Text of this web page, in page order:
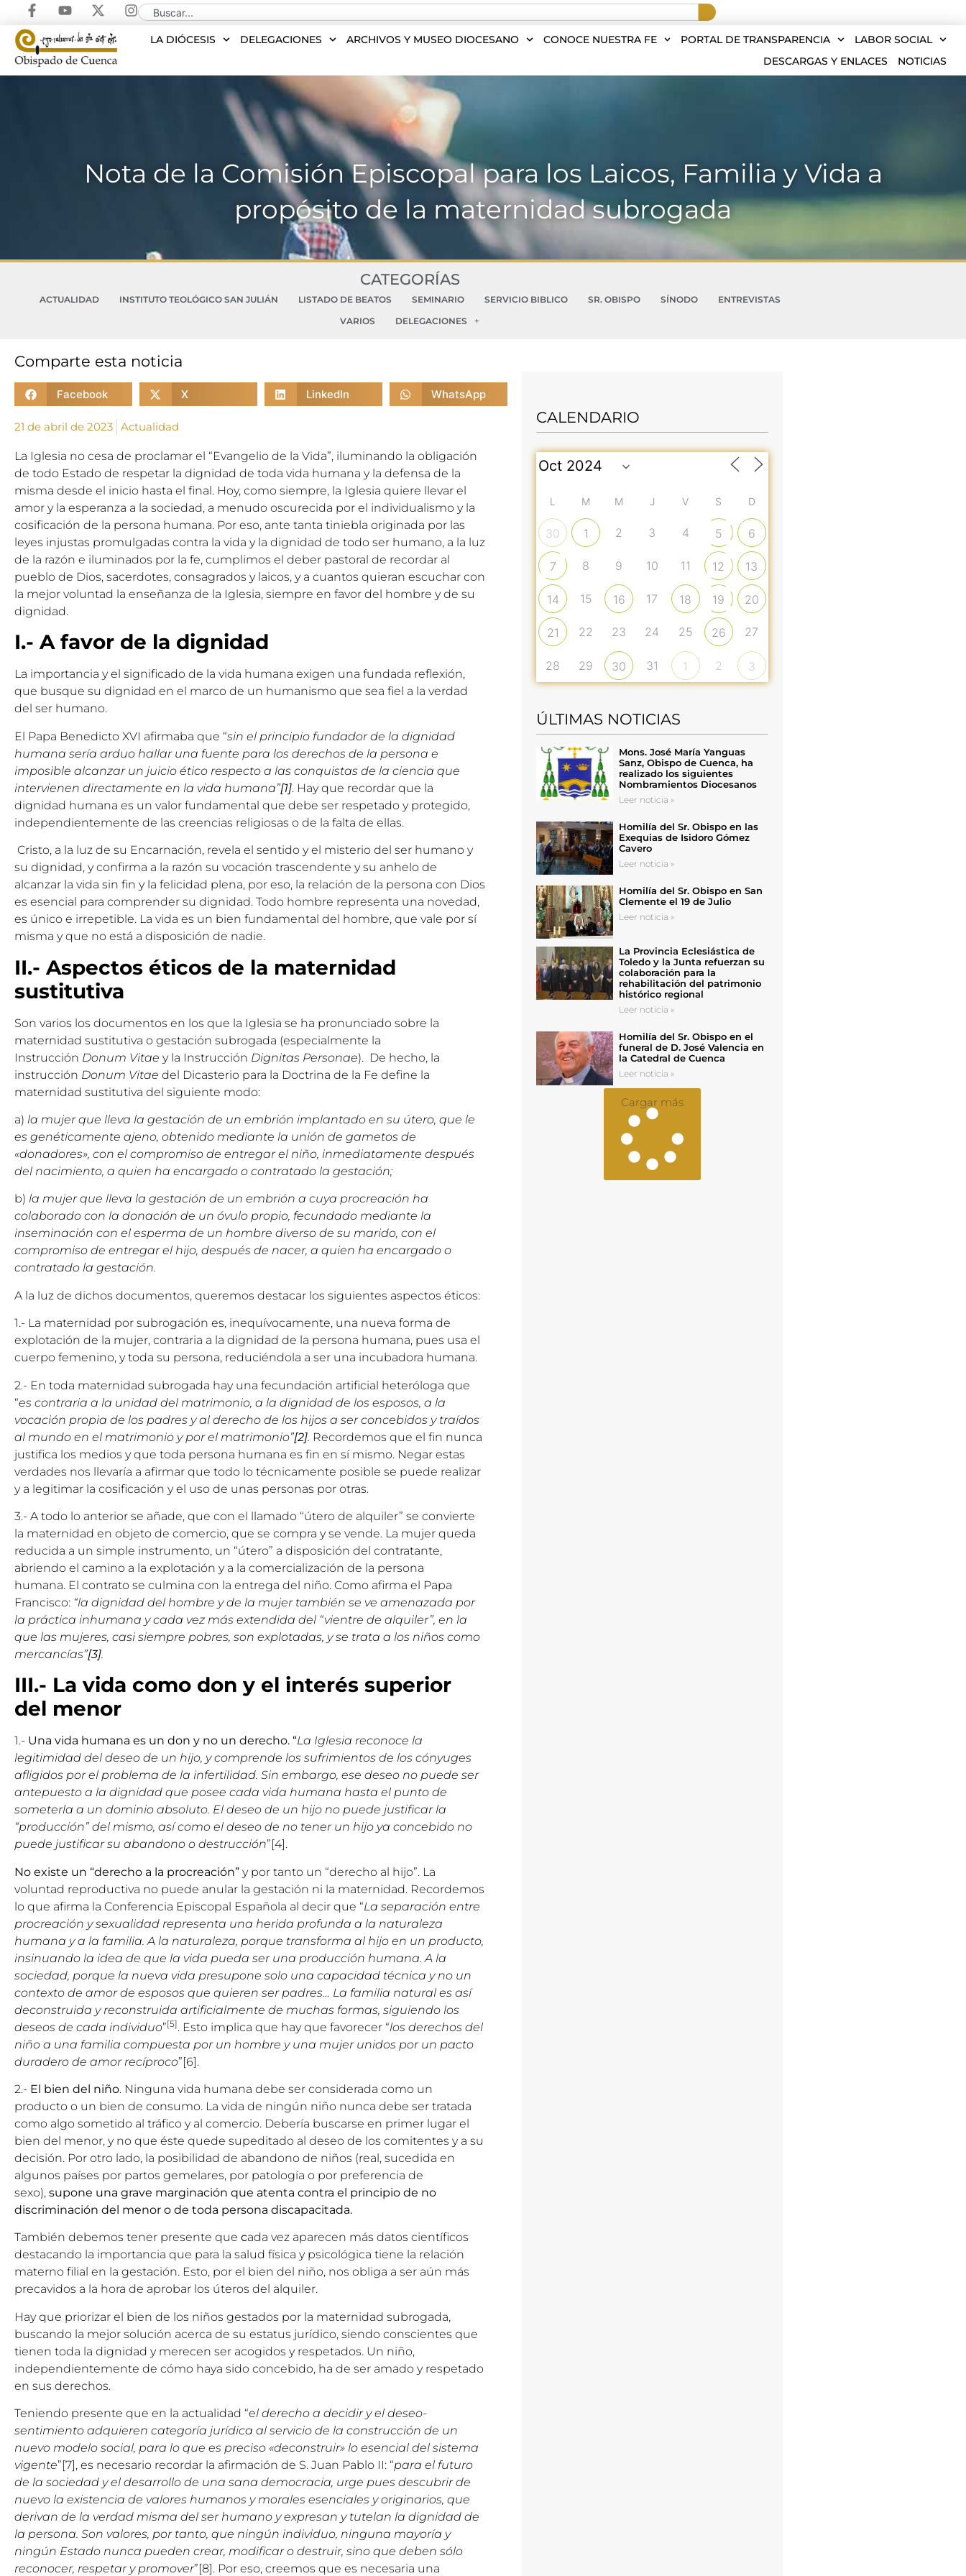
LA DIÓCESIS DELEGACIONES ARCHIVOS Y MUSEO DIOCESANO CONOCE NUESTRA FE PORTAL DE TRANSPARENCIA
LABOR SOCIAL
DESCARGAS Y ENLACES
NOTICIAS
Nota de la Comisión Episcopal para los Laicos, Familia y Vida a
propósito de la maternidad subrogada
CATEGORÍAS
ACTUALIDAD INSTITUTO TEOLÓGICO SAN JULIÁN LISTADO DE BEATOS SEMINARIO SERVICIO BIBLICO SR. OBISPO SÍNODO
ENTREVISTAS
VARIOS
DELEGACIONES
Comparte esta noticia
Facebook X LinkedIn WhatsApp
21 de abril de 2023 Actualidad
La Iglesia no cesa de proclamar el “Evangelio de la Vida”, iluminando la obligación
de todo Estado de respetar la dignidad de toda vida humana y la defensa de la
misma desde el inicio hasta el final. Hoy, como siempre, la Iglesia quiere llevar el
amor y la esperanza a la sociedad, a menudo oscurecida por el individualismo y la
cosificación de la persona humana. Por eso, ante tanta tiniebla originada por las
leyes injustas promulgadas contra la vida y la dignidad de todo ser humano, a la luz
de la razón e iluminados por la fe, cumplimos el deber pastoral de recordar al
pueblo de Dios, sacerdotes, consagrados y laicos, y a cuantos quieran escuchar con
la mejor voluntad la enseñanza de la Iglesia, siempre en favor del hombre y de su
dignidad.
I.- A favor de la dignidad
La importancia y el significado de la vida humana exigen una fundada reflexión,
que busque su dignidad en el marco de un humanismo que sea fiel a la verdad
del ser humano.
El Papa Benedicto XVI afirmaba que “sin el principio fundador de la dignidad
humana sería arduo hallar una fuente para los derechos de la persona e
imposible alcanzar un juicio ético respecto a las conquistas de la ciencia que
intervienen directamente en la vida humana”[1]. Hay que recordar que la
dignidad humana es un valor fundamental que debe ser respetado y protegido,
independientemente de las creencias religiosas o de la falta de ellas.
Cristo, a la luz de su Encarnación, revela el sentido y el misterio del ser humano y
su dignidad, y confirma a la razón su vocación trascendente y su anhelo de
alcanzar la vida sin fin y la felicidad plena, por eso, la relación de la persona con Dios
es esencial para comprender su dignidad. Todo hombre representa una novedad,
es único e irrepetible. La vida es un bien fundamental del hombre, que vale por sí
misma y que no está a disposición de nadie.
II.- Aspectos éticos de la maternidad
sustitutiva
Son varios los documentos en los que la Iglesia se ha pronunciado sobre la
maternidad sustitutiva o gestación subrogada (especialmente la
Instrucción Donum Vitae y la Instrucción Dignitas Personae). De hecho, la
instrucción Donum Vitae del Dicasterio para la Doctrina de la Fe define la
maternidad sustitutiva del siguiente modo:
a) la mujer que lleva la gestación de un embrión implantado en su útero, que le
es genéticamente ajeno, obtenido mediante la unión de gametos de
«donadores», con el compromiso de entregar el niño, inmediatamente después
del nacimiento, a quien ha encargado o contratado la gestación;
b) la mujer que lleva la gestación de un embrión a cuya procreación ha
colaborado con la donación de un óvulo propio, fecundado mediante la
inseminación con el esperma de un hombre diverso de su marido, con el
compromiso de entregar el hijo, después de nacer, a quien ha encargado o
contratado la gestación.
A la luz de dichos documentos, queremos destacar los siguientes aspectos éticos:
1.- La maternidad por subrogación es, inequívocamente, una nueva forma de
explotación de la mujer, contraria a la dignidad de la persona humana, pues usa el
cuerpo femenino, y toda su persona, reduciéndola a ser una incubadora humana.
2.- En toda maternidad subrogada hay una fecundación artificial heteróloga que
“es contraria a la unidad del matrimonio, a la dignidad de los esposos, a la
vocación propia de los padres y al derecho de los hijos a ser concebidos y traídos
al mundo en el matrimonio y por el matrimonio”[2]. Recordemos que el fin nunca
justifica los medios y que toda persona humana es fin en sí mismo. Negar estas
verdades nos llevaría a afirmar que todo lo técnicamente posible se puede realizar
y a legitimar la cosificación y el uso de unas personas por otras.
3.- A todo lo anterior se añade, que con el llamado “útero de alquiler” se convierte
la maternidad en objeto de comercio, que se compra y se vende. La mujer queda
reducida a un simple instrumento, un “útero” a disposición del contratante,
abriendo el camino a la explotación y a la comercialización de la persona
humana. El contrato se culmina con la entrega del niño. Como afirma el Papa
Francisco: “la dignidad del hombre y de la mujer también se ve amenazada por
la práctica inhumana y cada vez más extendida del “vientre de alquiler”, en la
que las mujeres, casi siempre pobres, son explotadas, y se trata a los niños como
mercancías”[3].
III.- La vida como don y el interés superior
del menor
1.- Una vida humana es un don y no un derecho. “La Iglesia reconoce la
legitimidad del deseo de un hijo, y comprende los sufrimientos de los cónyuges
afligidos por el problema de la infertilidad. Sin embargo, ese deseo no puede ser
antepuesto a la dignidad que posee cada vida humana hasta el punto de
someterla a un dominio absoluto. El deseo de un hijo no puede justificar la
“producción” del mismo, así como el deseo de no tener un hijo ya concebido no
puede justificar su abandono o destrucción”[4].
No existe un “derecho a la procreación” y por tanto un “derecho al hijo”. La
voluntad reproductiva no puede anular la gestación ni la maternidad. Recordemos
lo que afirma la Conferencia Episcopal Española al decir que “La separación entre
procreación y sexualidad representa una herida profunda a la naturaleza
humana y a la familia. A la naturaleza, porque transforma al hijo en un producto,
insinuando la idea de que la vida pueda ser una producción humana. A la
sociedad, porque la nueva vida presupone solo una capacidad técnica y no un
contexto de amor de esposos que quieren ser padres… La familia natural es así
deconstruida y reconstruida artificialmente de muchas formas, siguiendo los
deseos de cada individuo”[5]. Esto implica que hay que favorecer “los derechos del
niño a una familia compuesta por un hombre y una mujer unidos por un pacto
duradero de amor recíproco”[6].
2.- El bien del niño. Ninguna vida humana debe ser considerada como un
producto o un bien de consumo. La vida de ningún niño nunca debe ser tratada
como algo sometido al tráfico y al comercio. Debería buscarse en primer lugar el
bien del menor, y no que éste quede supeditado al deseo de los comitentes y a su
decisión. Por otro lado, la posibilidad de abandono de niños (real, sucedida en
algunos países por partos gemelares, por patología o por preferencia de
sexo), supone una grave marginación que atenta contra el principio de no
discriminación del menor o de toda persona discapacitada.
También debemos tener presente que cada vez aparecen más datos científicos
destacando la importancia que para la salud física y psicológica tiene la relación
materno filial en la gestación. Esto, por el bien del niño, nos obliga a ser aún más
precavidos a la hora de aprobar los úteros del alquiler.
Hay que priorizar el bien de los niños gestados por la maternidad subrogada,
buscando la mejor solución acerca de su estatus jurídico, siendo conscientes que
tienen toda la dignidad y merecen ser acogidos y respetados. Un niño,
independientemente de cómo haya sido concebido, ha de ser amado y respetado
en sus derechos.
Teniendo presente que en la actualidad “el derecho a decidir y el deseo-
sentimiento adquieren categoría jurídica al servicio de la construcción de un
nuevo modelo social, para lo que es preciso «deconstruir» lo esencial del sistema
vigente”[7], es necesario recordar la afirmación de S. Juan Pablo II: “para el futuro
de la sociedad y el desarrollo de una sana democracia, urge pues descubrir de
nuevo la existencia de valores humanos y morales esenciales y originarios, que
derivan de la verdad misma del ser humano y expresan y tutelan la dignidad de
la persona. Son valores, por tanto, que ningún individuo, ninguna mayoría y
ningún Estado nunca pueden crear, modificar o destruir, sino que deben sólo
reconocer, respetar y promover”[8]. Por eso, creemos que es necesaria una
CALENDARIO
L M M J V S D
30 1 2 3 4 5 6
7 8 9 10 11 12 13
14 15 16 17 18 19 20
21 22 23 24 25 26 27
28 29 30 31 1 2 3
ÚLTIMAS NOTICIAS
Mons. José María Yanguas
Sanz, Obispo de Cuenca, ha
realizado los siguientes
Nombramientos Diocesanos
Leer noticia »
Homilía del Sr. Obispo en las
Exequias de Isidoro Gómez
Cavero
Leer noticia »
Homilía del Sr. Obispo en San
Clemente el 19 de Julio
Leer noticia »
La Provincia Eclesiástica de
Toledo y la Junta refuerzan su
colaboración para la
rehabilitación del patrimonio
histórico regional
Leer noticia »
Homilía del Sr. Obispo en el
funeral de D. José Valencia en
la Catedral de Cuenca
Leer noticia »
Cargar más